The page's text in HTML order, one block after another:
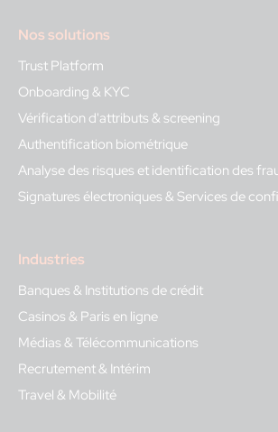
Nos solutions
Trust Platform
Onboarding & KYC
Vérification d'attributs & screening
Authentification biométrique
Analyse des risques et identification des
Signatures électroniques & Services de
Industries
Banques & Institutions de crédit
Casinos & Paris en ligne
Médias & Télécommunications
Recrutement & Intérim
Travel & Mobilité